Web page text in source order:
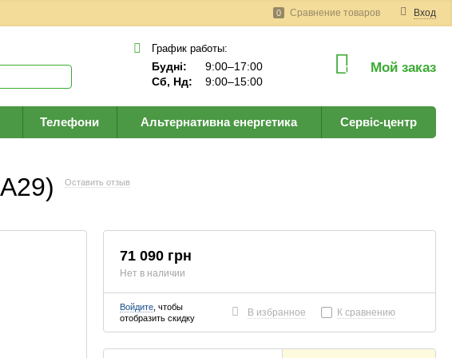
Вход
0 Сравнение товаров
График работы:
Будні:
9:00–17:00
Сб, Нд:
9:00–15:00
0 Мой заказ
Телефони Альтернативна енергетика Сервіс-центр
Оставить отзыв
71 090 грн
Нет в наличии
Войдите, чтобы
отобразить скидку
В избранное К сравнению